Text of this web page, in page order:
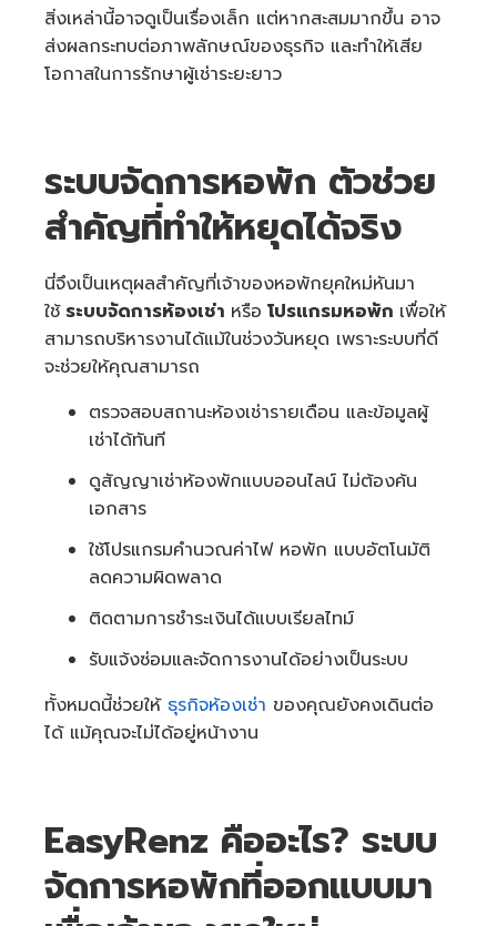
สิ่งเหล่านี้อาจดูเป็นเรื่องเล็ก แต่หากสะสมมากขึ้น อาจ
ส่งผลกระทบต่อภาพลักษณ์ของธุรกิจ และทำให้เสีย
โอกาสในการรักษาผู้เช่าระยะยาว
ระบบจัดการหอพัก ตัวช่วย
สำคัญที่ทำให้หยุดได้จริง
นี่จึงเป็นเหตุผลสำคัญที่เจ้าของหอพักยุคใหม่หันมา
ใช้ระบบจัดการห้องเช่า หรือ โปรแกรมหอพัก เพื่อให้
สามารถบริหารงานได้แม้ในช่วงวันหยุด เพราะระบบที่ดี
จะช่วยให้คุณสามารถ
ตรวจสอบสถานะห้องเช่ารายเดือน และข้อมูลผู้
เช่าได้ทันที
ดูสัญญาเช่าห้องพักแบบออนไลน์ ไม่ต้องค้น
เอกสาร
ใช้โปรแกรมคำนวณค่าไฟ หอพัก แบบอัตโนมัติ
ลดความผิดพลาด
ติดตามการชำระเงินได้แบบเรียลไทม์
รับแจ้งซ่อมและจัดการงานได้อย่างเป็นระบบ
ทั้งหมดนี้ช่วยให้ธุรกิจห้องเช่า ของคุณยังคงเดินต่อ
ได้ แม้คุณจะไม่ได้อยู่หน้างาน
EasyRenz คืออะไร? ระบบ
จัดการหอพักที่ออกแบบมา